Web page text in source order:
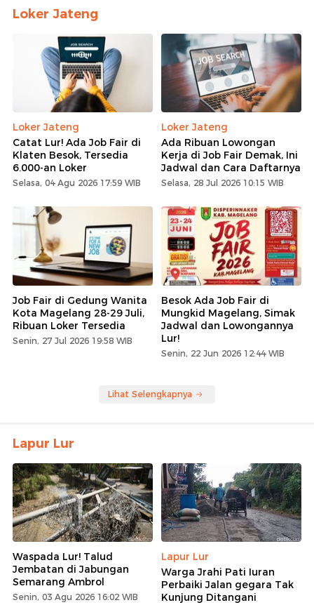
Loker Jateng
Loker Jateng
Catat Lur! Ada Job Fair di
Klaten Besok, Tersedia
6.000-an Loker
Selasa, 04 Agu 2026 17:59 WIB
Loker Jateng
Ada Ribuan Lowongan
Kerja di Job Fair Demak, Ini
Jadwal dan Cara Daftarnya
Selasa, 28 Jul 2026 10:15 WIB
Job Fair di Gedung Wanita
Kota Magelang 28-29 Juli,
Ribuan Loker Tersedia
Senin, 27 Jul 2026 19:58 WIB
Besok Ada Job Fair di
Mungkid Magelang, Simak
Jadwal dan Lowongannya
Lur!
Senin, 22 Jun 2026 12:44 WIB
Lihat Selengkapnya
Lapur Lur
Waspada Lur! Talud
Jembatan di Jabungan
Semarang Ambrol
Senin, 03 Agu 2026 16:02 WIB
Lapur Lur
Warga Jrahi Pati Iuran
Perbaiki Jalan gegara Tak
Kunjung Ditangani